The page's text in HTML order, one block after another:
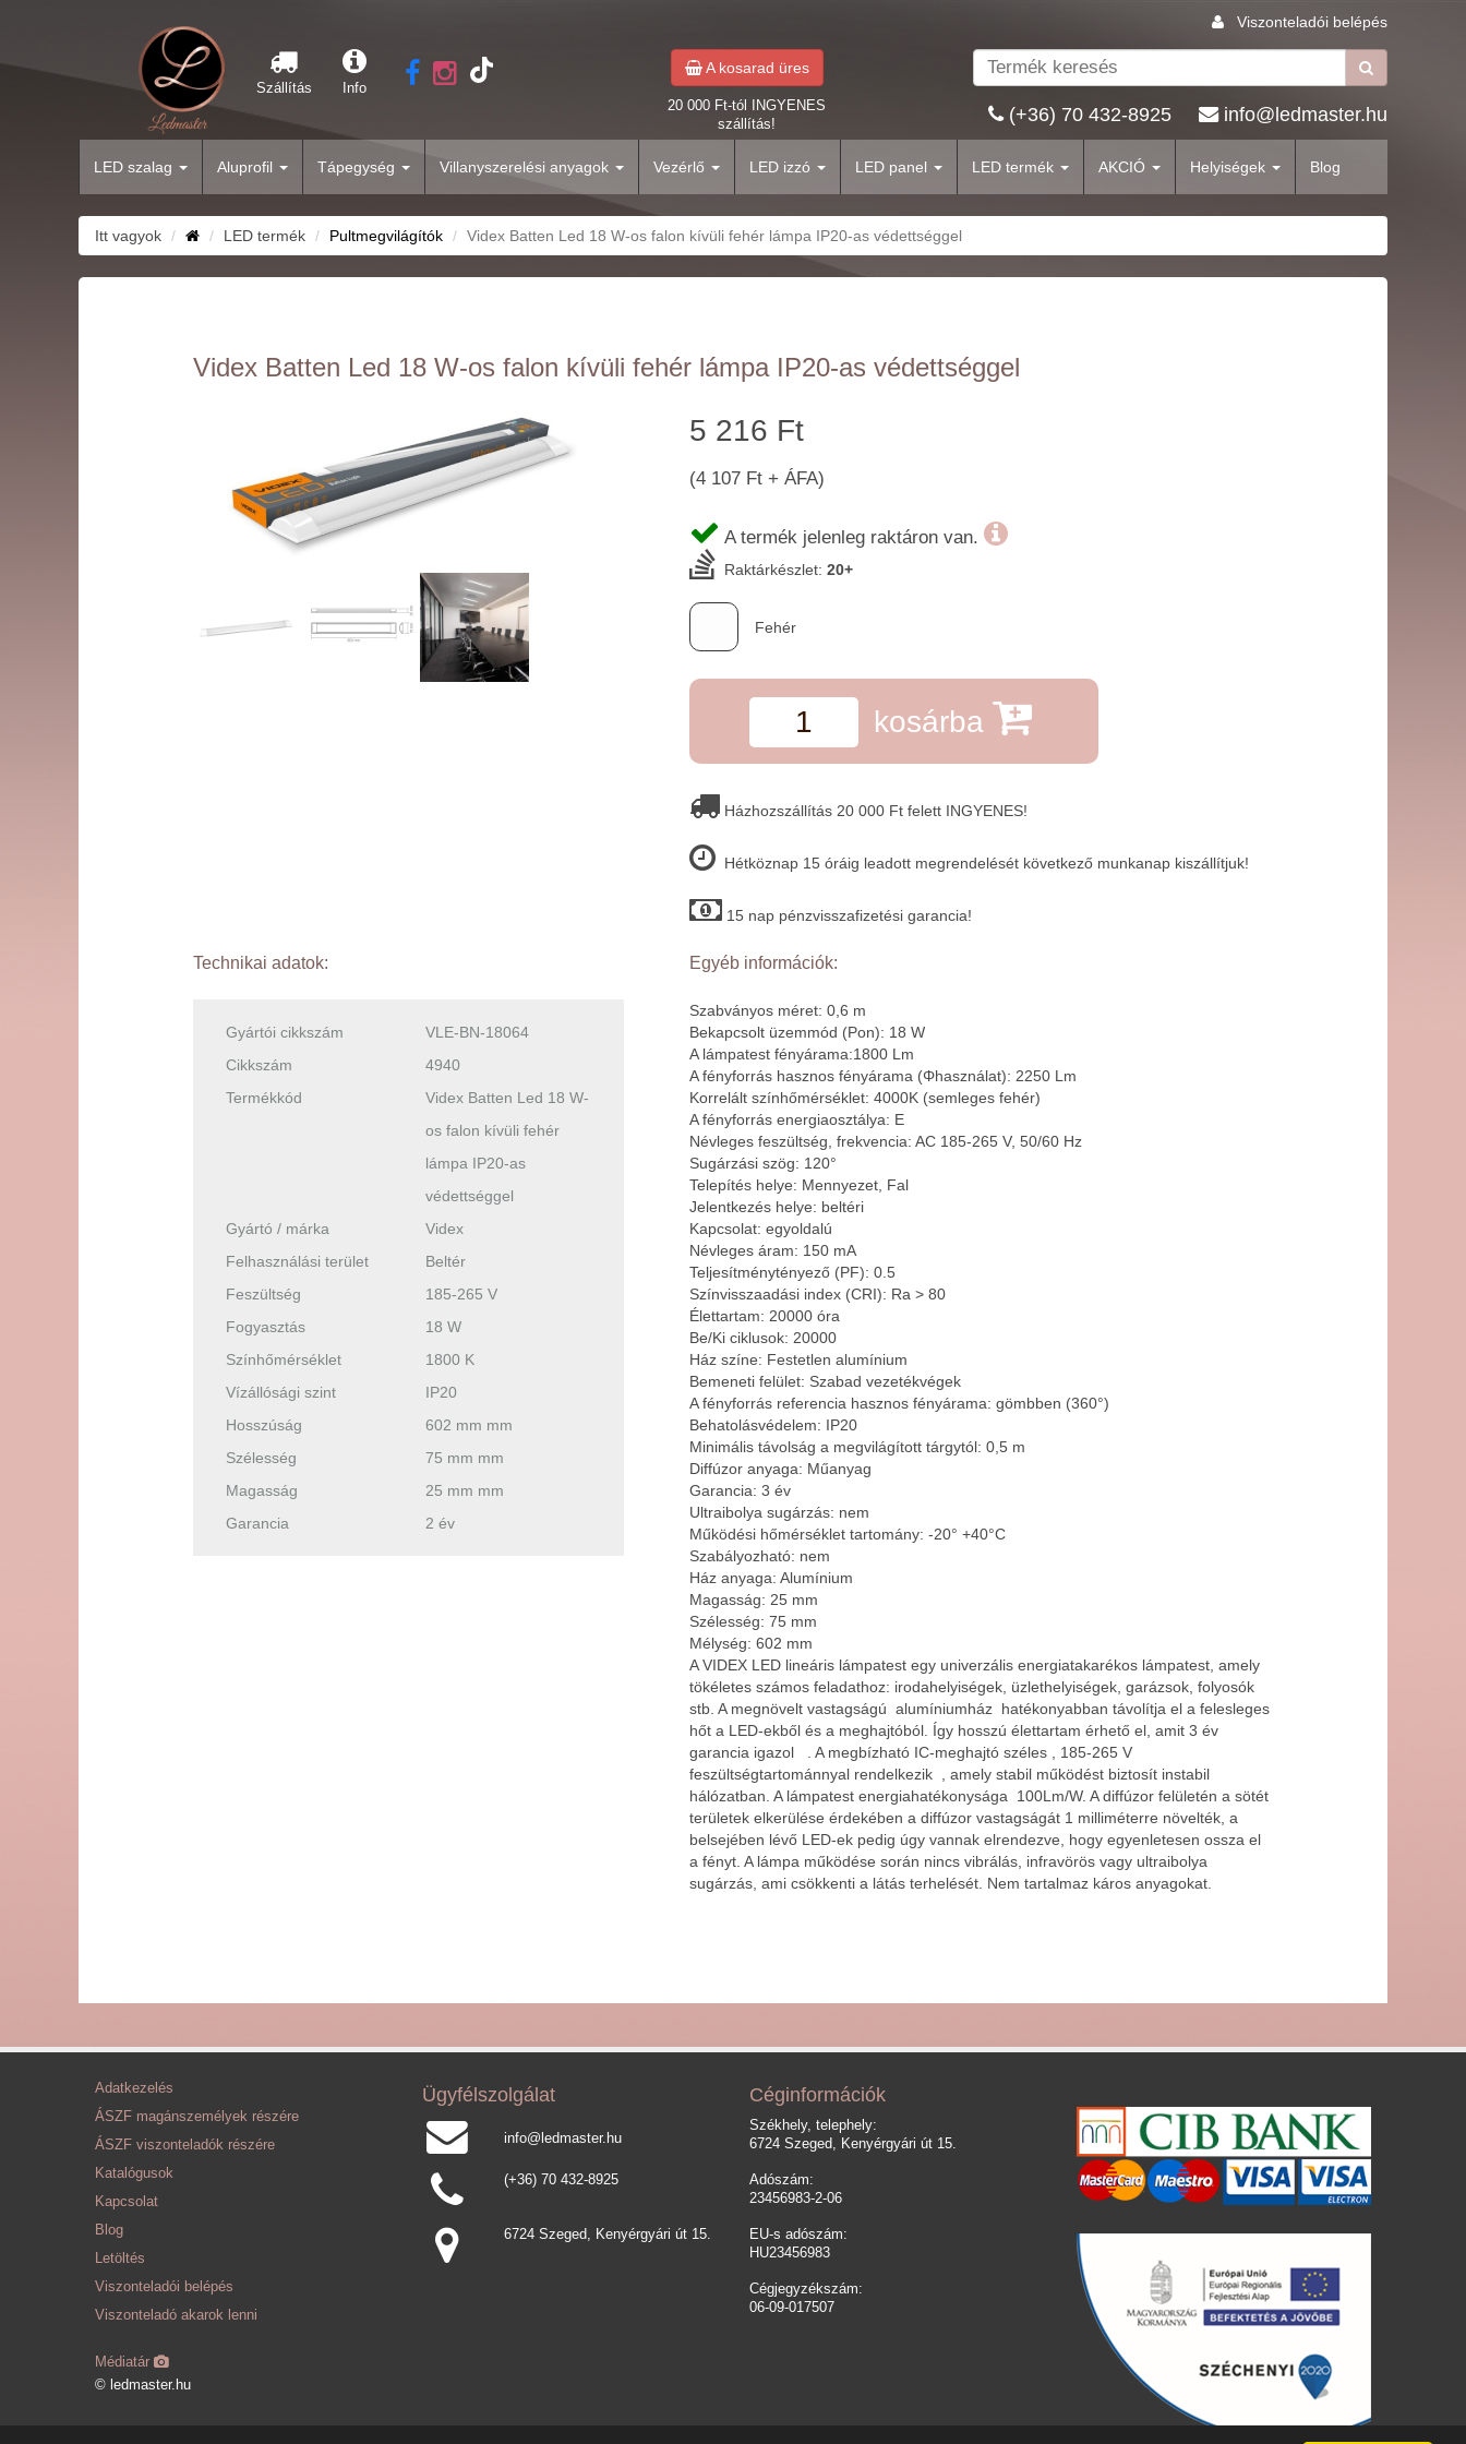
Viszonteladói belépés
Szállítás Info
A kosarad üres
20 000 Ft-tól INGYENES
szállítás!
(+36) 70 432-8925 info@ledmaster.hu
LED szalag Aluprofil Tápegység Villanyszerelési anyagok Vezérlő LED izzó LED panel LED termék AKCIÓ Helyiségek Blog
Itt vagyok LED termék Pultmegvilágítók Videx Batten Led 18 W-os falon kívüli fehér lámpa IP20-as védettséggel
Videx Batten Led 18 W-os falon kívüli fehér lámpa IP20-as védettséggel
5 216 Ft
(4 107 Ft + ÁFA)
A termék jelenleg raktáron van.
Raktárkészlet: 20+
Fehér
kosárba
Házhozszállítás 20 000 Ft felett INGYENES!
Hétköznap 15 óráig leadott megrendelését következő munkanap kiszállítjuk!
15 nap pénzvisszafizetési garancia!
Technikai adatok:
Gyártói cikkszám
VLE-BN-18064
Cikkszám
4940
Termékkód
Videx Batten Led 18 W-
os falon kívüli fehér
lámpa IP20-as
védettséggel
Gyártó / márka
Videx
Felhasználási terület
Beltér
Feszültség
185-265 V
Fogyasztás
18 W
Színhőmérséklet
1800 K
Vízállósági szint
IP20
Hosszúság
602 mm mm
Szélesség
75 mm mm
Magasság
25 mm mm
Garancia
2 év
Egyéb információk:
Szabványos méret: 0,6 m
Bekapcsolt üzemmód (Pon): 18 W
A lámpatest fényárama:1800 Lm
A fényforrás hasznos fényárama (Φhasználat): 2250 Lm
Korrelált színhőmérséklet: 4000K (semleges fehér)
A fényforrás energiaosztálya: E
Névleges feszültség, frekvencia: AC 185-265 V, 50/60 Hz
Sugárzási szög: 120°
Telepítés helye: Mennyezet, Fal
Jelentkezés helye: beltéri
Kapcsolat: egyoldalú
Névleges áram: 150 mA
Teljesítménytényező (PF): 0.5
Színvisszaadási index (CRI): Ra > 80
Élettartam: 20000 óra
Be/Ki ciklusok: 20000
Ház színe: Festetlen alumínium
Bemeneti felület: Szabad vezetékvégek
A fényforrás referencia hasznos fényárama: gömbben (360°)
Behatolásvédelem: IP20
Minimális távolság a megvilágított tárgytól: 0,5 m
Diffúzor anyaga: Műanyag
Garancia: 3 év
Ultraibolya sugárzás: nem
Működési hőmérséklet tartomány: -20° +40°C
Szabályozható: nem
Ház anyaga: Alumínium
Magasság: 25 mm
Szélesség: 75 mm
Mélység: 602 mm
A VIDEX LED lineáris lámpatest egy univerzális energiatakarékos lámpatest, amely
tökéletes számos feladathoz: irodahelyiségek, üzlethelyiségek, garázsok, folyosók
stb. A megnövelt vastagságú alumíniumház hatékonyabban távolítja el a felesleges
hőt a LED-ekből és a meghajtóból. Így hosszú élettartam érhető el, amit 3 év
garancia igazol . A megbízható IC-meghajtó széles , 185-265 V
feszültségtartománnyal rendelkezik , amely stabil működést biztosít instabil
hálózatban. A lámpatest energiahatékonysága 100Lm/W. A diffúzor felületén a sötét
területek elkerülése érdekében a diffúzor vastagságát 1 milliméterre növelték, a
belsejében lévő LED-ek pedig úgy vannak elrendezve, hogy egyenletesen ossza el
a fényt. A lámpa működése során nincs vibrálás, infravörös vagy ultraibolya
sugárzás, ami csökkenti a látás terhelését. Nem tartalmaz káros anyagokat.
Adatkezelés
ÁSZF magánszemélyek részére
ÁSZF viszonteladók részére
Katalógusok
Kapcsolat
Blog
Letöltés
Viszonteladói belépés
Viszonteladó akarok lenni
Médiatár
© ledmaster.hu
Ügyfélszolgálat
info@ledmaster.hu
(+36) 70 432-8925
6724 Szeged, Kenyérgyári út 15.
Céginformációk
Székhely, telephely:
6724 Szeged, Kenyérgyári út 15.
Adószám:
23456983-2-06
EU-s adószám:
HU23456983
Cégjegyzékszám:
06-09-017507